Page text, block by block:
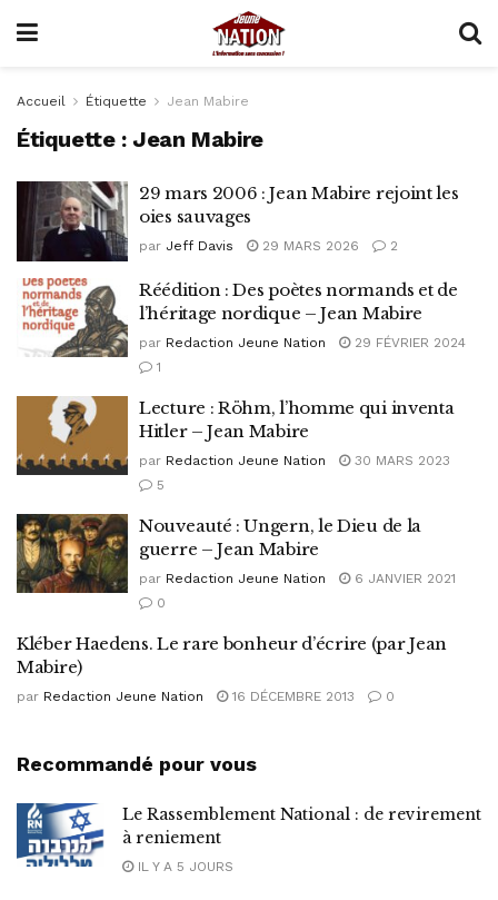
Accueil Étiquette Jean Mabire
Étiquette : Jean Mabire
29 mars 2006 : Jean Mabire rejoint les
oies sauvages
par Jeff Davis 29 MARS 2026 2
Réédition : Des poètes normands et de
l’héritage nordique – Jean Mabire
par Redaction Jeune Nation
29 FÉVRIER 2024
1
Lecture : Röhm, l’homme qui inventa
Hitler – Jean Mabire
par Redaction Jeune Nation
30 MARS 2023
5
Nouveauté : Ungern, le Dieu de la
guerre – Jean Mabire
par Redaction Jeune Nation
6 JANVIER 2021
0
Kléber Haedens. Le rare bonheur d’écrire (par Jean
Mabire)
par Redaction Jeune Nation 16 DÉCEMBRE 2013 0
Recommandé pour vous
Le Rassemblement National : de revirement
à reniement
IL Y A 5 JOURS